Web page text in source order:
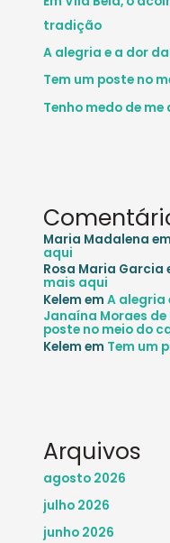
tradição
A alegria e a dor
Tem um poste no
Tenho medo de
Maria Madalena em
aqui
Rosa Maria Garcia
mais aqui
Kelem emA alegria
Janaína Moraes
poste no meio do
Kelem em Tem um
Arquivos
agosto 2026
julho 2026
junho 2026